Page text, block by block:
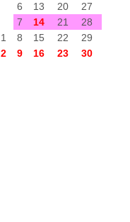
6 13 20
27
7 14 21
28
1 8 15 22
29
2 9 16 23 30